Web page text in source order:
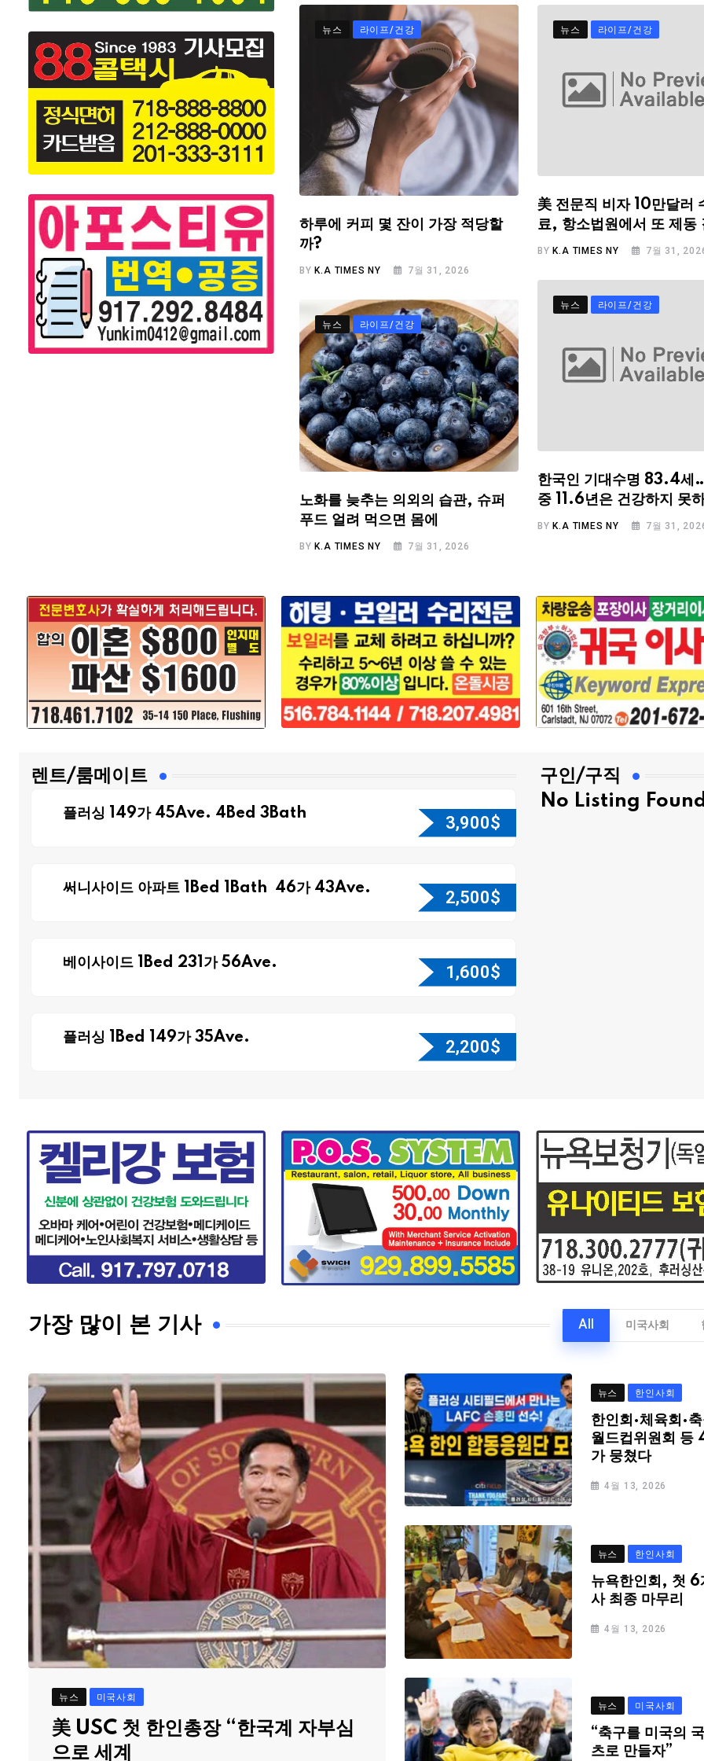
뉴스 라이프/건강
하루에 커피 몇 잔이 가장 적당할
까?
BY K.A TIMES NY 7월 31, 2026
뉴스 라이프/건강
美 전문직 비자 10만달러
료, 항소법원에서 또 제동
BYK.A TIMES NY 7월 31,
뉴스 라이프/건강
한국인 기대수명 83.4세
중 11.6년은 건강하지 못
BY K.A TIMES NY 7월 31,
뉴스 라이프/건강
노화를 늦추는 의외의 습관, 슈퍼
푸드 얼려 먹으면 몸에
BYK.A TIMES NY 7월 31, 2026
렌트/룸메이트
플러싱 149가 45Ave. 4Bed 3Bath 3,900$
써니사이드 아파트 1Bed 1Bath 46가 43Ave. 2,500$
베이사이드 1Bed 231가 56Ave. 1,600$
플러싱 1Bed 149가 35Ave. 2,200$
구인/구직
No Listing
가장 많이 본 기사 All 미국사회
뉴스 미국사회
美 USC 첫 한인총장 “한국계 자부심
으로 세계
뉴스 한인사회
한인회·체육회·
월드컵위원회 등
가 뭉쳤다
4월 13, 2026
뉴스 한인사회
뉴욕한인회, 첫 6
사 최종 마무리
4월 13, 2026
뉴스 미국사회
“축구를 미국의
츠로 만들자”